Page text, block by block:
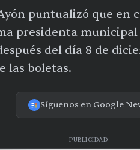
puntualizó que en
presidenta municipal
del día 8 de
las boletas.
Síguenos en Google
PUBLICIDAD